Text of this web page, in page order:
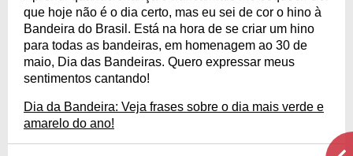
que hoje não é o dia certo, mas eu sei de cor o hino à
Bandeira do Brasil. Está na hora de se criar um hino
para todas as bandeiras, em homenagem ao 30 de
maio, Dia das Bandeiras. Quero expressar meus
sentimentos cantando!
Dia da Bandeira: Veja frases sobre o dia mais verde e
amarelo do ano!